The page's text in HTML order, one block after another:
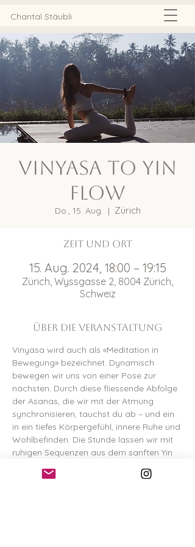
Chantal Stäubli
Vinyasa to Yin
Flow
Do., 15. Aug.
  |
Zürich
Zeit und Ort
15. Aug. 2024, 18:00 – 19:15
Zürich, Wyssgasse 2, 8004 Zürich,
Schweiz
Über die Veranstaltung
Vinyasa wird auch als «Meditation in
Bewegung» bezeichnet. Dynamisch
bewegen wir uns von einer Pose zur
nächsten. Durch diese fliessende Abfolge
der Asanas, die wir mit der Atmung
synchronisieren, tauchst du ab – und ein
in ein tiefes Körpergefühl, innere Ruhe und
Wohlbefinden. Die Stunde lassen wir mit
ruhigen Sequenzen aus dem sanften Yin
in einer Pose verweilen, um einen Zustand